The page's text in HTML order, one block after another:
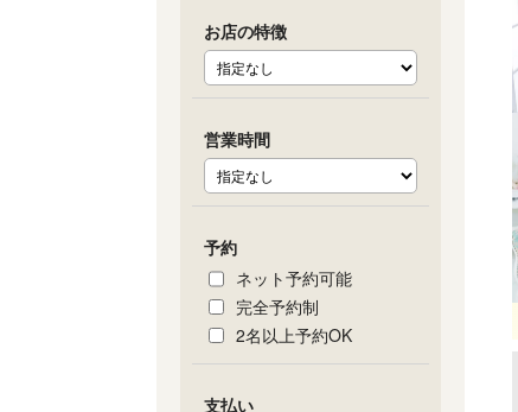
お店の特徴
営業時間
予約
ネット予約可能
完全予約制
2名以上予約OK
支払い